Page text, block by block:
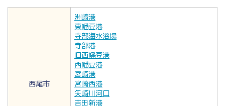
西尾市
洲崎港
東幡豆港
寺部海水浴場
寺部港
旧西幡豆港
西幡豆港
宮崎港
宮崎西港
矢崎川河口
吉田新港